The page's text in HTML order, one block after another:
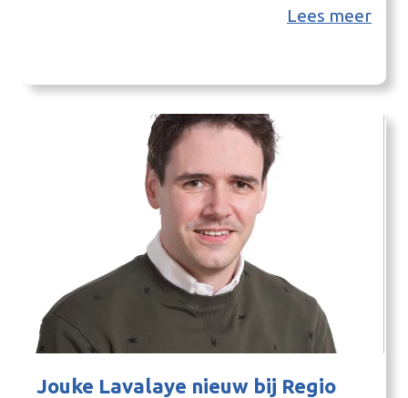
Onderdelen van het programma van de reis zijn
video-impressie, te bekijken via
bericht van Achterhoek Nieuws…
Lees meer
Jouke Lavalaye nieuw bij Regio